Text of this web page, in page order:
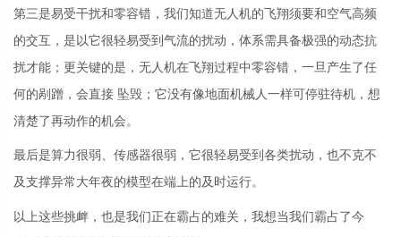
第三是易受干扰和零容错，我们知道无人机的飞翔须要和空气高频
的交互，是以它很轻易受到气流的扰动，体系需具备极强的动态抗
扰才能；更关键的是，无人机在飞翔过程中零容错，一旦产生了任
何的剐蹭，会直接 坠毁；它没有像地面机械人一样可停驻待机，想
清楚了再动作的机会。
最后是算力很弱、传感器很弱，它很轻易受到各类扰动，也不克不
及支撑异常大年夜的模型在端上的及时运行。
以上这些挑衅，也是我们正在霸占的难关，我想当我们霸占了今